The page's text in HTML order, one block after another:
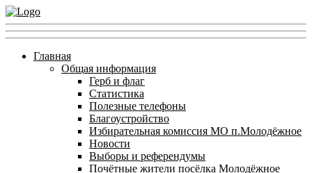
Главная
Общая информация
Герб и флаг
Статистика
Полезные телефоны
Благоустройство
Избирательная комиссия МО п.Молодёжное
Новости
Выборы и референдумы
Почётные жители посёлка Молодёжное